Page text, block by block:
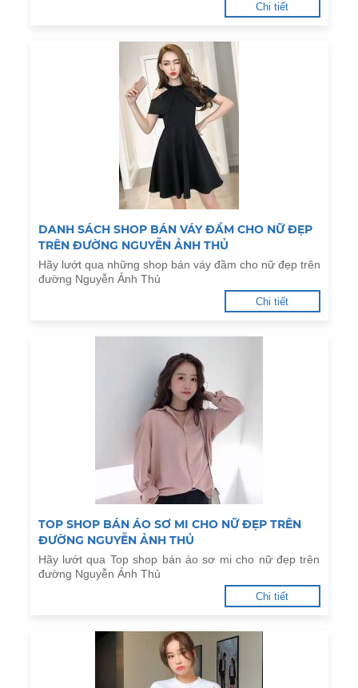
Chi tiết
DANH SÁCH SHOP BÁN VÁY ĐẦM CHO NỮ ĐẸP
TRÊN ĐƯỜNG NGUYỄN ẢNH THỦ
Hãy lướt qua những shop bán váy đầm cho nữ đẹp trên
đường Nguyễn Ảnh Thủ
Chi tiết
TOP SHOP BÁN ÁO SƠ MI CHO NỮ ĐẸP TRÊN
ĐƯỜNG NGUYỄN ẢNH THỦ
Hãy lướt qua Top shop bán áo sơ mi cho nữ đẹp trên
đường Nguyễn Ảnh Thủ
Chi tiết